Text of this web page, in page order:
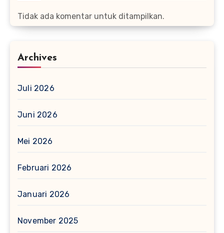
Tidak ada komentar untuk ditampilkan.
Archives
Juli 2026
Juni 2026
Mei 2026
Februari 2026
Januari 2026
November 2025